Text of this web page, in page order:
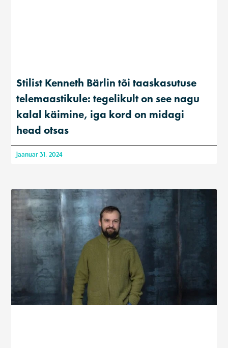
Stilist Kenneth Bärlin tõi taaskasutuse
telemaastikule: tegelikult on see nagu
kalal käimine, iga kord on midagi
head otsas
jaanuar 31, 2024